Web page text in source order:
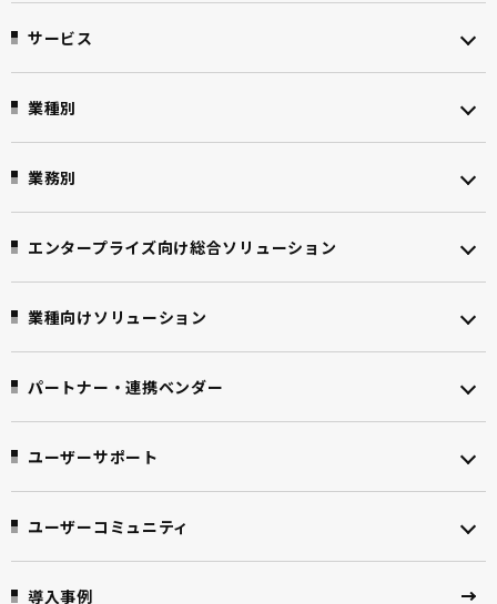
サービス
業種別
業務別
エンタープライズ向け総合ソリューション
業種向けソリューション
パートナー・連携ベンダー
ユーザーサポート
ユーザーコミュニティ
導入事例